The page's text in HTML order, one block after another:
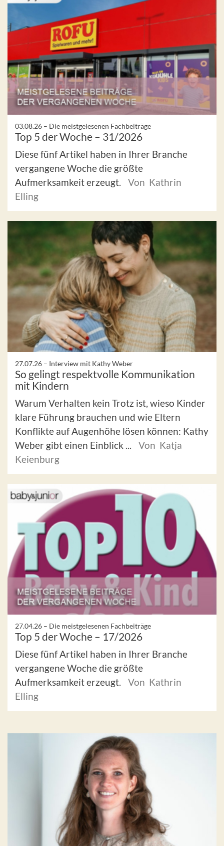
03.08.26 – Die meistgelesenen Fachbeiträge
Top 5 der Woche – 31/2026
Diese fünf Artikel haben in Ihrer Branche
vergangene Woche die größte
Aufmerksamkeit erzeugt.
Von Kathrin
Elling
27.07.26 – Interview mit Kathy Weber
So gelingt respektvolle Kommunikation
mit Kindern
Warum Verhalten kein Trotz ist, wieso Kinder
klare Führung brauchen und wie Eltern
Konflikte auf Augenhöhe lösen können: Kathy
Weber gibt einen Einblick ...
Von Katja
Keienburg
27.04.26 – Die meistgelesenen Fachbeiträge
Top 5 der Woche – 17/2026
Diese fünf Artikel haben in Ihrer Branche
vergangene Woche die größte
Aufmerksamkeit erzeugt.
Von Kathrin
Elling